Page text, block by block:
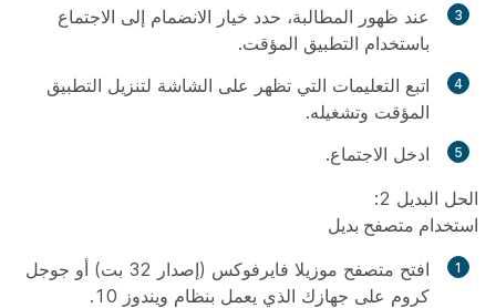
عند ظهور المطالبة، حدد خيار الانضمام إلى الاجتماع
باستخدام التطبيق المؤقت.
اتبع التعليمات التي تظهر على الشاشة لتنزيل التطبيق
المؤقت وتشغيله.
ادخل الاجتماع.
الحل البديل 2:
استخدام متصفح بديل
افتح متصفح موزيلا فايرفوكس (إصدار 32 بت) أو جوجل
كروم على جهازك الذي يعمل بنظام ويندوز 10.